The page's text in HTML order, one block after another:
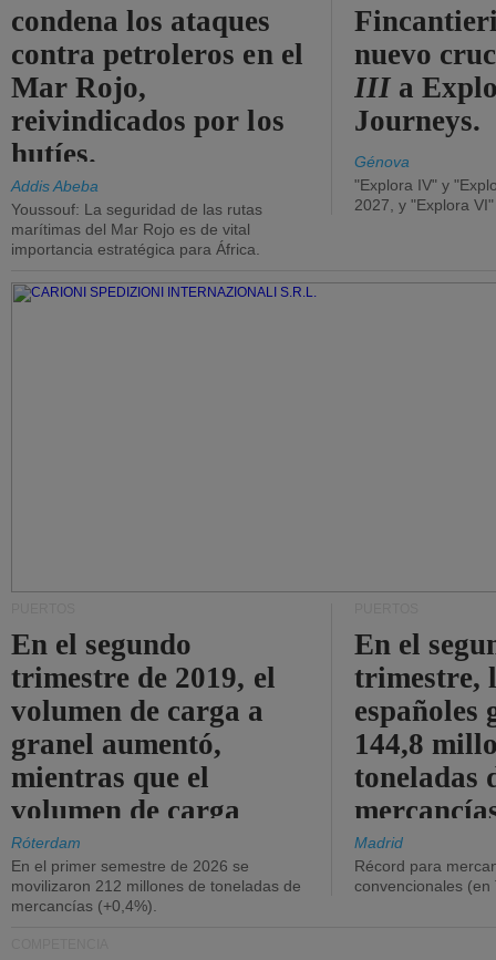
condena los ataques
contra petroleros en el
Mar Rojo,
reivindicados por los
hutíes.
Addis Abeba
Youssouf: La seguridad de las rutas
marítimas del Mar Rojo es de vital
importancia estratégica para África.
nuevo
III a
Journeys.
Génova
"Explora IV" y
2027, y "Explora
En el segundo
trimestre de 2019, el
volumen de carga a
granel aumentó,
mientras que el
volumen de carga
general disminuyó.
Róterdam
En el primer semestre de 2026 se
movilizaron 212 millones de toneladas de
mercancías (+0,4%).
En el
trimestre,
españoles
144,8
toneladas
Madrid
Récord para
convencionales (en